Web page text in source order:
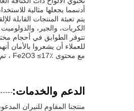
أدنىمما يجعلها مثالية
الكريات، والجير، والدولوميت
تتوفر الطوابق في أحجام
للعملاء أن يشعروا بالأمان
مع محتوى Fe2O3 ≤17٪ ، تم تصميم منتجات LUMING Refractory Castable لمواجهة أصعب الظروف الصناعية وتوفير أداء موثوق به ودائم.
الدعم والخدمات:
منتجنا المقاوم للنيران